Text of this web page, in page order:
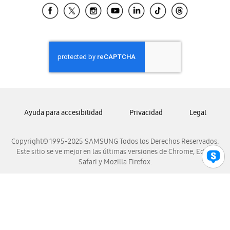
Samsung El Salvador
Samsung Honduras
Samsung Nicaragua
Samsung Panamá
Samsung Venezuela
Copyright© 1995-2025 SAMSUNG Todos los Derechos Reservados.
Este sitio se ve mejor en las últimas versiones de Chrome, Edge,
Safari y Mozilla Firefox.
Ayuda para accesibilidad Privacidad Legal